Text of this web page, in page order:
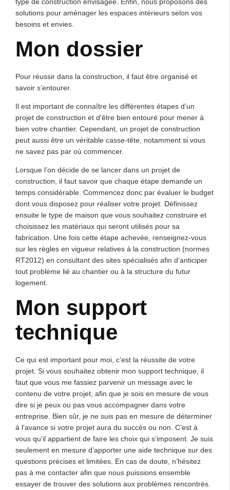
type de construction envisagée. Enfin, nous proposons des
solutions pour aménager les espaces intérieurs selon vos
besoins et envies.
Mon dossier
Pour réussir dans la construction, il faut être organisé et
savoir s’entourer.
Il est important de connaître les différentes étapes d’un
projet de construction et d’être bien entouré pour mener à
bien votre chantier. Cependant, un projet de construction
peut aussi être un véritable casse-tête, notamment si vous
ne savez pas par où commencer.
Lorsque l’on décide de se lancer dans un projet de
construction, il faut savoir que chaque étape demande un
temps considérable. Commencez donc par évaluer le budget
dont vous disposez pour réaliser votre projet. Définissez
ensuite le type de maison que vous souhaitez construire et
choisissez les matériaux qui seront utilisés pour sa
fabrication. Une fois cette étape achevée, renseignez-vous
sur les règles en vigueur relatives à la construction (normes
RT2012) en consultant des sites spécialisés afin d’anticiper
tout problème lié au chantier ou à la structure du futur
logement.
Mon support
technique
Ce qui est important pour moi, c’est la réussite de votre
projet. Si vous souhaitez obtenir mon support technique, il
faut que vous me fassiez parvenir un message avec le
contenu de votre projet, afin que je sois en mesure de vous
dire si je peux ou pas vous accompagner dans votre
entreprise. Bien sûr, je ne suis pas en mesure de déterminer
à l’avance si votre projet aura du succès ou non. C’est à
vous qu’il appartient de faire les choix qui s’imposent. Je suis
seulement en mesure d’apporter une aide technique sur des
questions précises et limitées. En cas de doute, n’hésitez
pas à me contacter afin que nous puissions ensemble
essayer de trouver des solutions aux problèmes rencontrés.